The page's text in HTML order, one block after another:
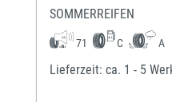
SOMMERREIFEN
71 C A
Lieferzeit: ca. 1 - 5